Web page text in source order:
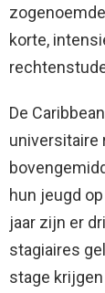
korte,
De
hun jeugd
jaar zijn er
stagiaires
stage